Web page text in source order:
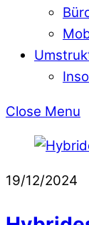
Close Menu
19/12/2024